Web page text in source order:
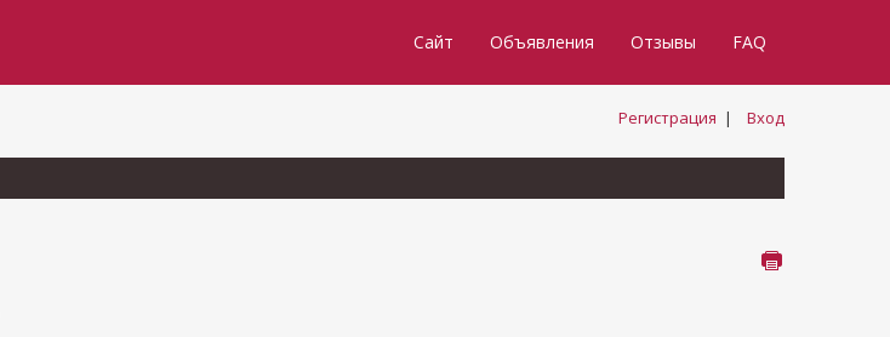
Сайт Объявления Отзывы FAQ
Регистрация | Вход